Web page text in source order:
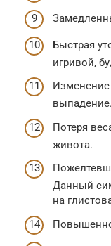
Быстрая
игривой,
Изменение
выпадение.
Потеря
живота.
Данный
на